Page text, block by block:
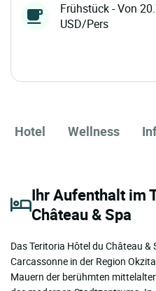
Frühstück - Von
USD/Pers
Hotel Wellness
Ihr Aufenthalt im
Château & Spa
Das Teritoria Hôtel du Château
Carcassonne in der Region
Mauern der berühmten